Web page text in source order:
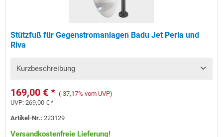
Stützfuß für Gegenstromanlagen Badu Jet Perla und
Riva
Kurzbeschreibung
169,00 € * (-37,17% vom UVP)
UVP:269,00 € *
Artikel-Nr.:223129
Versandkostenfreie Lieferung!